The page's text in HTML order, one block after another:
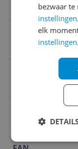
Butylphenyl
Parfumvrij
bezwaar
instellingen
elk
instellingen.